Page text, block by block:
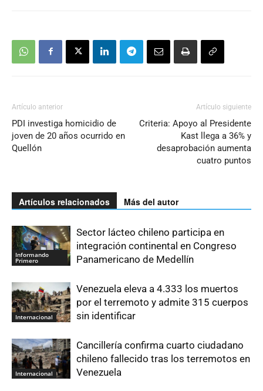
Artículo anterior
PDI investiga homicidio de
joven de 20 años ocurrido en
Quellón
Artículo siguiente
Criteria: Apoyo al Presidente
Kast llega a 36% y
desaprobación aumenta
cuatro puntos
Artículos relacionados Más del autor
Informando
Primero
Sector lácteo chileno participa en
integración continental en Congreso
Panamericano de Medellín
Internacional
Venezuela eleva a 4.333 los muertos
por el terremoto y admite 315 cuerpos
sin identificar
Internacional
Cancillería confirma cuarto ciudadano
chileno fallecido tras los terremotos en
Venezuela